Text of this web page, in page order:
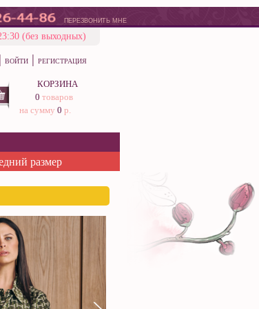
ПЕРЕЗВОНИТЬ МНЕ
(без выходных)
| ВОЙТИ | РЕГИСТРАЦИЯ
КОРЗИНА
0 товаров
на сумму 0 р.
размер